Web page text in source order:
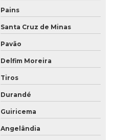
Pains
Santa Cruz de Minas
Pavão
Delfim Moreira
Tiros
Durandé
Guiricema
Angelândia